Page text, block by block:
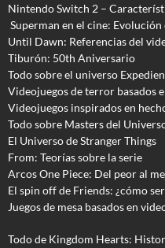
Nintendo Switch 2 –
Superman en el cine:
Until Dawn: Referencias del
Tiburón: 50th Aniversario
Todo sobre el universo
Videojuegos de terror basados
Videojuegos inspirados en
Todo sobre Masters del
El Universo de Stranger Things
From: Teorías sobre la serie
Arcos One Piece: Del peor al
El spin off de Friends: ¿cómo
Juegos de mesa basados en
Todo de Kingdom Hearts: